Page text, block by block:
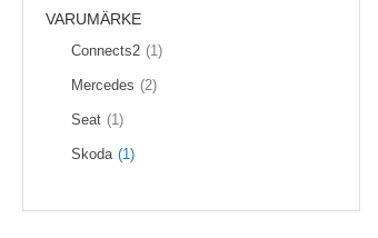
VARUMÄRKE
Connects2 1
Artikel
Mercedes 2
föremål
Seat 1
Artikel
Skoda 1
Artikel